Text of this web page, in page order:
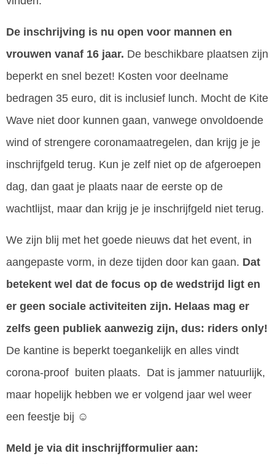
De inschrijving is nu open voor mannen en
vrouwen vanaf 16 jaar. De beschikbare plaatsen zijn
beperkt en snel bezet! Kosten voor deelname
bedragen 35 euro, dit is inclusief lunch. Mocht de Kite
Wave niet door kunnen gaan, vanwege onvoldoende
wind of strengere coronamaatregelen, dan krijg je je
inschrijfgeld terug. Kun je zelf niet op de afgeroepen
dag, dan gaat je plaats naar de eerste op de
wachtlijst, maar dan krijg je je inschrijfgeld niet terug.
We zijn blij met het goede nieuws dat het event, in
aangepaste vorm, in deze tijden door kan gaan. Dat
betekent wel dat de focus op de wedstrijd ligt en
er geen sociale activiteiten zijn. Helaas mag er
zelfs geen publiek aanwezig zijn, dus: riders only!
De kantine is beperkt toegankelijk en alles vindt
corona-proof buiten plaats. Dat is jammer natuurlijk,
maar hopelijk hebben we er volgend jaar wel weer
een feestje bij ☺
Meld je via dit inschrijfformulier aan: